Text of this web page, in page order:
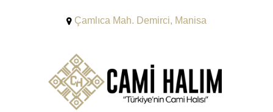
Çamlıca Mah. Demirci, Manisa